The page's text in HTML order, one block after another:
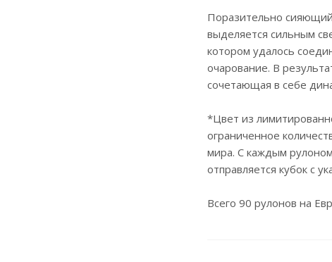
Поразительно
выделяется сильным
котором удалось
очарование. В
сочетающая в себе
*Цвет из
ограниченное
мира. С каждым
отправляется кубок с
Всего 90 рулонов на